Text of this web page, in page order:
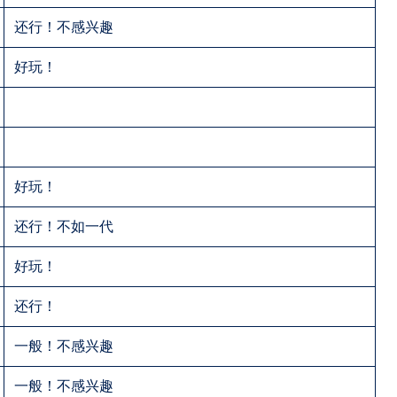
还行！不感兴趣
好玩！
好玩！
还行！不如一代
好玩！
还行！
一般！不感兴趣
一般！不感兴趣